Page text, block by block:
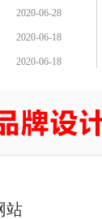
2020-06-28
2020-06-18
2020-06-18
站